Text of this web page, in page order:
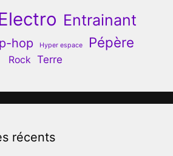
Entrainant
hop Hyper espace Pépère
Rock Terre
récents